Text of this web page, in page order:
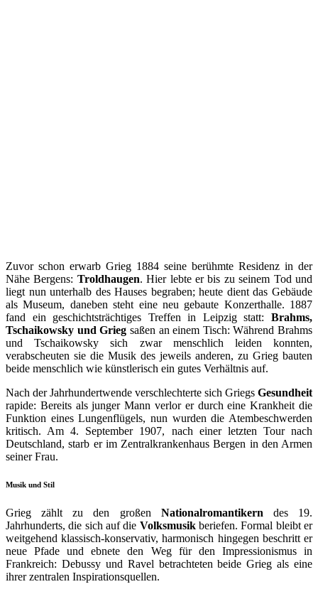
Zuvor schon erwarb Grieg 1884 seine berühmte Residenz in der
Nähe Bergens: Troldhaugen. Hier lebte er bis zu seinem Tod und
liegt nun unterhalb des Hauses begraben; heute dient das Gebäude
als Museum, daneben steht eine neu gebaute Konzerthalle. 1887
fand ein geschichtsträchtiges Treffen in Leipzig statt: Brahms,
Tschaikowsky und Grieg saßen an einem Tisch: Während Brahms
und Tschaikowsky sich zwar menschlich leiden konnten,
verabscheuten sie die Musik des jeweils anderen, zu Grieg bauten
beide menschlich wie künstlerisch ein gutes Verhältnis auf.
Nach der Jahrhundertwende verschlechterte sich Griegs Gesundheit
rapide: Bereits als junger Mann verlor er durch eine Krankheit die
Funktion eines Lungenflügels, nun wurden die Atembeschwerden
kritisch. Am 4. September 1907, nach einer letzten Tour nach
Deutschland, starb er im Zentralkrankenhaus Bergen in den Armen
seiner Frau.
Musik und Stil
Grieg zählt zu den großen Nationalromantikerndes 19.
Jahrhunderts, die sich auf die Volksmusikberiefen. Formal bleibt er
weitgehend klassisch-konservativ, harmonisch hingegen beschritt er
neue Pfade und ebnete den Weg für den Impressionismus in
Frankreich: Debussy und Ravel betrachteten beide Grieg als eine
ihrer zentralen Inspirationsquellen.